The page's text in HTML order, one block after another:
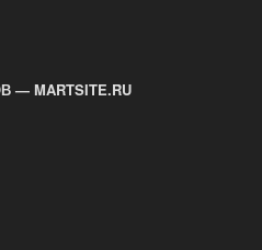
MARTSITE.RU